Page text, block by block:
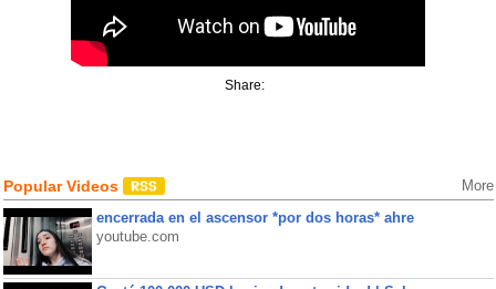
Share:
Popular Videos More
encerrada en el ascensor *por dos horas* ahre
youtube.com